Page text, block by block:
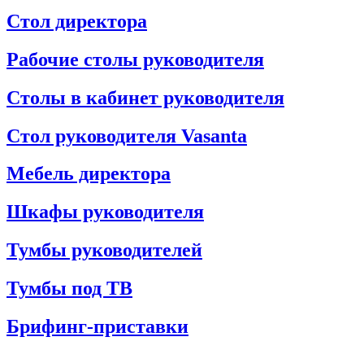
Стол директора
Рабочие столы руководителя
Столы в кабинет руководителя
Стол руководителя Vasanta
Мебель директора
Шкафы руководителя
Тумбы руководителей
Тумбы под ТВ
Брифинг-приставки